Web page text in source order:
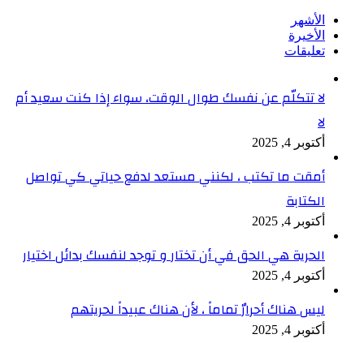
الأشهر
الأخيرة
تعليقات
لا تتكلّم عن نفسك طوال الوقت، سواء إذا كنت سعيد أم
لا
أكتوبر 4, 2025
أمقت ما تكتب ، لكنني مستعد لدفع حياتي كي تواصل
الكتابة
أكتوبر 4, 2025
الحرية هي الحق في أن تختار و توجد لنفسك بدائل اختيار
أكتوبر 4, 2025
ليس هناك أحرارٌ تماماً ، لأن هناك عبيداً لحريتهم
أكتوبر 4, 2025